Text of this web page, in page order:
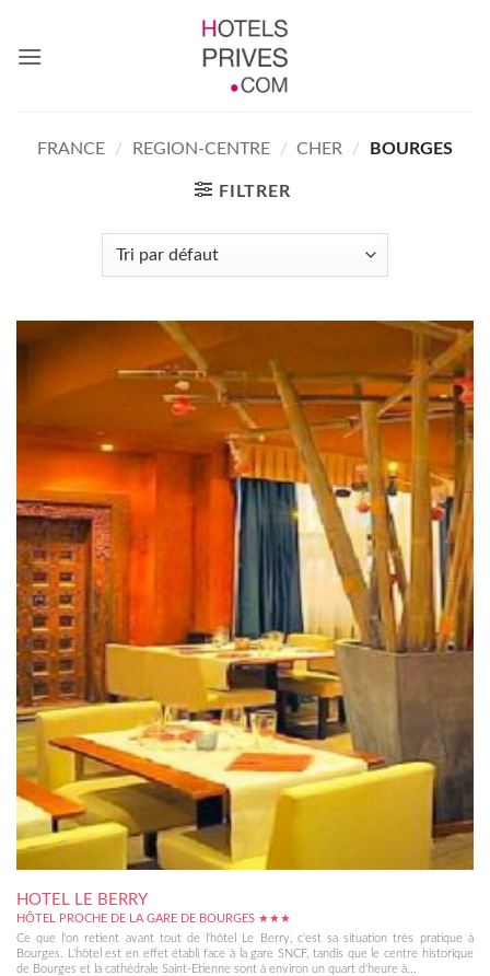
contenu
FRANCE / REGION-CENTRE / CHER / BOURGES
FILTRER
HOTEL LE BERRY
HÔTEL PROCHE DE LA GARE DE BOURGES ★★★
Ce que l'on retient avant tout de l'hôtel Le Berry, c'est sa situation très pratique à
Bourges. L'hôtel est en effet établi face à la gare SNCF, tandis que le centre historique
de Bourges et la cathédrale Saint-Etienne sont à environ un quart d'heure à...